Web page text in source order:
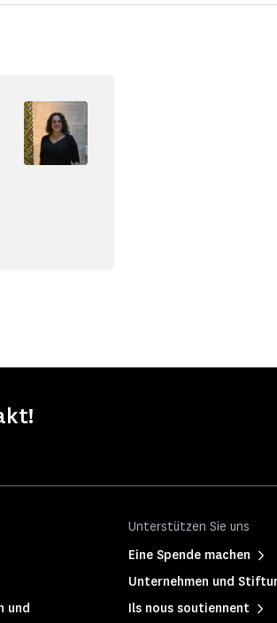
und
Unterstützen Sie uns
Eine Spende machen
Unternehmen und
Ils nous soutiennent